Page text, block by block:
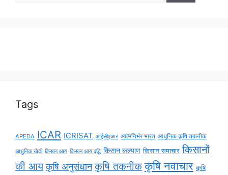
Tags
APEDA ICAR ICRISAT आईसीएआर आत्मनिर्भर भारत आधुनिक कृषि तकनीक
आधुनिक खेती किसान आय किसान आय वृद्धि किसान कल्याण किसान समाचार किसानों
की आय कृषि अनुसंधान कृषि तकनीक कृषि नवाचार कृषि